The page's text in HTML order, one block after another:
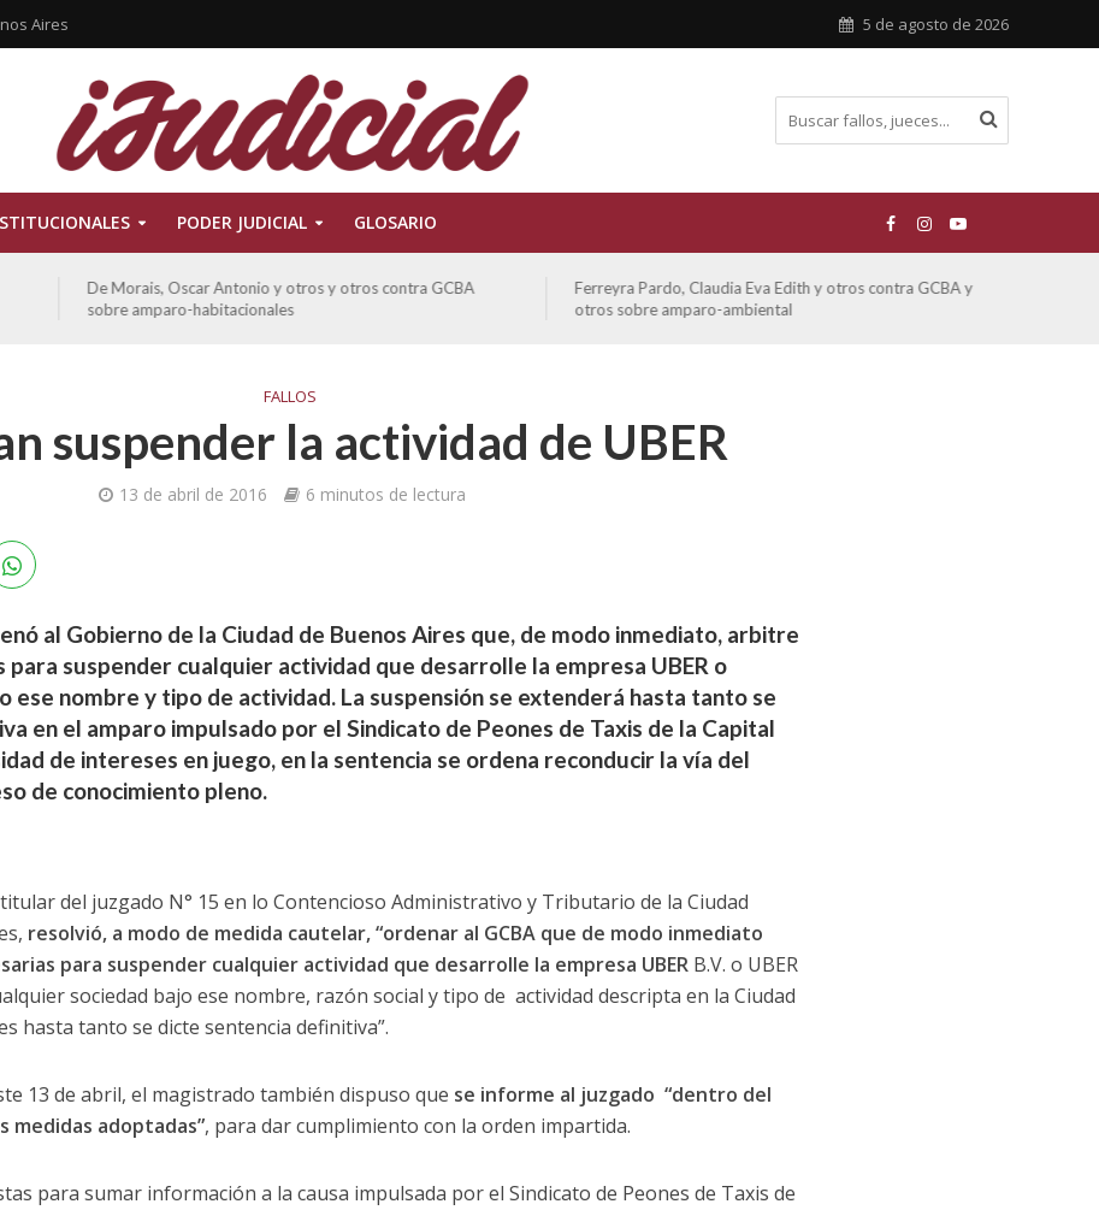
Aires 5 de agosto de 2026
PODER JUDICIAL GLOSARIO
De Morais, Oscar Antonio y otros y otros contra GCBA
sobre amparo-habitacionales
Ferreyra Pardo, Claudia Eva Edith y otros contra GCBA y
otros sobre amparo-ambiental
FALLOS
suspender la actividad de UBER
13 de abril de 2016 6 minutos de lectura
al Gobierno de la Ciudad de Buenos Aires que, de modo inmediato, arbitre
para suspender cualquier actividad que desarrolle la empresa UBER o
ese nombre y tipo de actividad. La suspensión se extenderá hasta tanto se
en el amparo impulsado por el Sindicato de Peones de Taxis de la Capital
de intereses en juego, en la sentencia se ordena reconducir la vía del
de conocimiento pleno.
del juzgado N° 15 en lo Contencioso Administrativo y Tributario de la Ciudad
resolvió, a modo de medida cautelar, “ordenar al GCBA que de modo inmediato
para suspender cualquier actividad que desarrolle la empresa UBERB.V. o UBER
sociedad bajo ese nombre, razón social y tipo de actividad descripta en la Ciudad
hasta tanto se dicte sentencia definitiva”.
13 de abril, el magistrado también dispuso que se informe al juzgado “dentro del
medidas adoptadas”, para dar cumplimiento con la orden impartida.
para sumar información a la causa impulsada por el Sindicato de Peones de Taxis de